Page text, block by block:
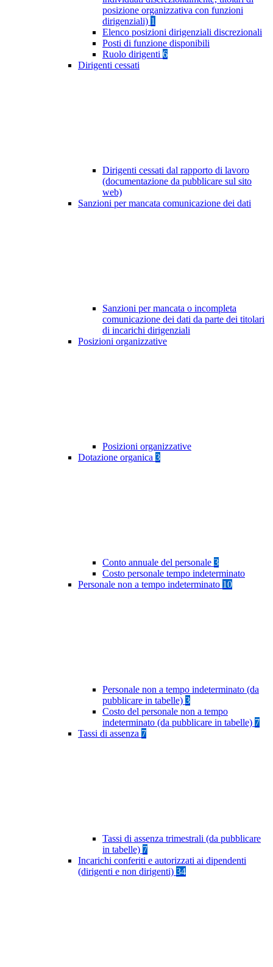
posizione organizzativa con funzioni
dirigenziali) 1
Elenco posizioni dirigenziali discrezionali
Posti di funzione disponibili
Ruolo dirigenti 6
Dirigenti cessati
Dirigenti cessati dal rapporto di lavoro
(documentazione da pubblicare sul sito
web)
Sanzioni per mancata comunicazione dei dati
Sanzioni per mancata o incompleta
comunicazione dei dati da parte dei titolari
di incarichi dirigenziali
Posizioni organizzative
Posizioni organizzative
Dotazione organica 3
Conto annuale del personale 3
Costo personale tempo indeterminato
Personale non a tempo indeterminato 10
Personale non a tempo indeterminato (da
pubblicare in tabelle) 3
Costo del personale non a tempo
indeterminato (da pubblicare in tabelle) 7
Tassi di assenza 7
Tassi di assenza trimestrali (da pubblicare
in tabelle) 7
Incarichi conferiti e autorizzati ai dipendenti
(dirigenti e non dirigenti) 34